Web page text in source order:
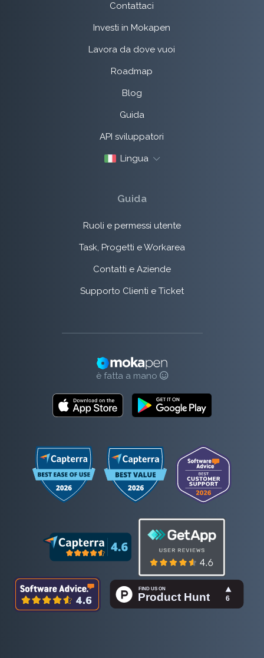
Contattaci
Investi in Mokapen
Lavora da dove vuoi
Roadmap
Blog
Guida
API sviluppatori
Lingua
Guida
Ruoli e permessi utente
Task, Progetti e Workarea
Contatti e Aziende
Supporto Clienti e Ticket
è fatta a mano